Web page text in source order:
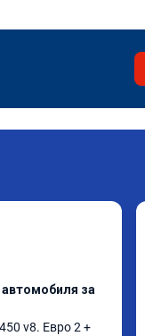
за
v8. Евро 2 +